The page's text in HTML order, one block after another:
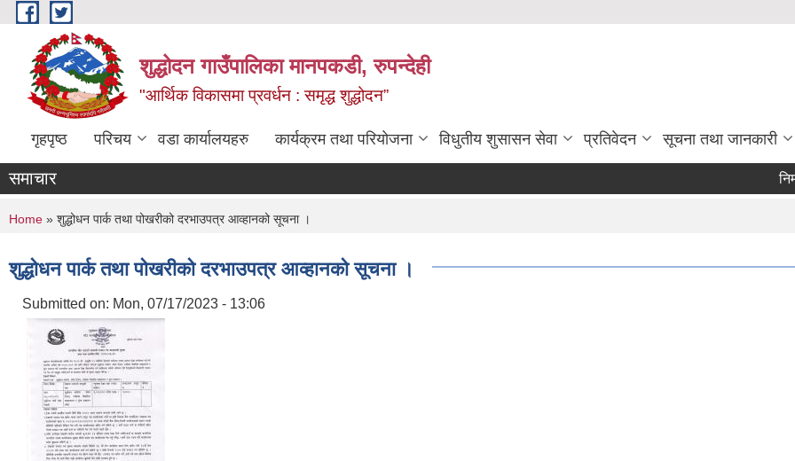
Skip to main content
शुद्धोदन गाउँपालिका मानपकडी, रुपन्देही
"आर्थिक विकासमा प्रवर्धन : समृद्ध शुद्धोदन”
गृहपृष्ठ परिचय वडा कार्यालयहरु कार्यक्रम तथा परियोजना विधुतीय शुसासन सेवा प्रतिवेदन सूचना तथा जानकारी
समाचार
You are here
Home » शुद्धोधन पार्क तथा पोखरीको दरभाउपत्र आव्हानको सूचना ।
शुद्धोधन पार्क तथा पोखरीको दरभाउपत्र आव्हानको सूचना ।
Submitted on: Mon, 07/17/2023 - 13:06